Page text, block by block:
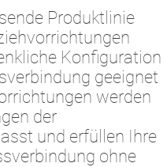
Produktlinie
Konfiguration
geeignet
werden
der
und erfüllen Ihre
ohne